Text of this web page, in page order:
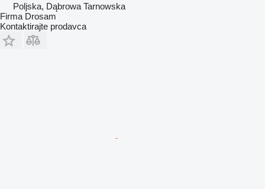
Poljska, Dąbrowa Tarnowska
Firma Drosam
Kontaktirajte prodavca